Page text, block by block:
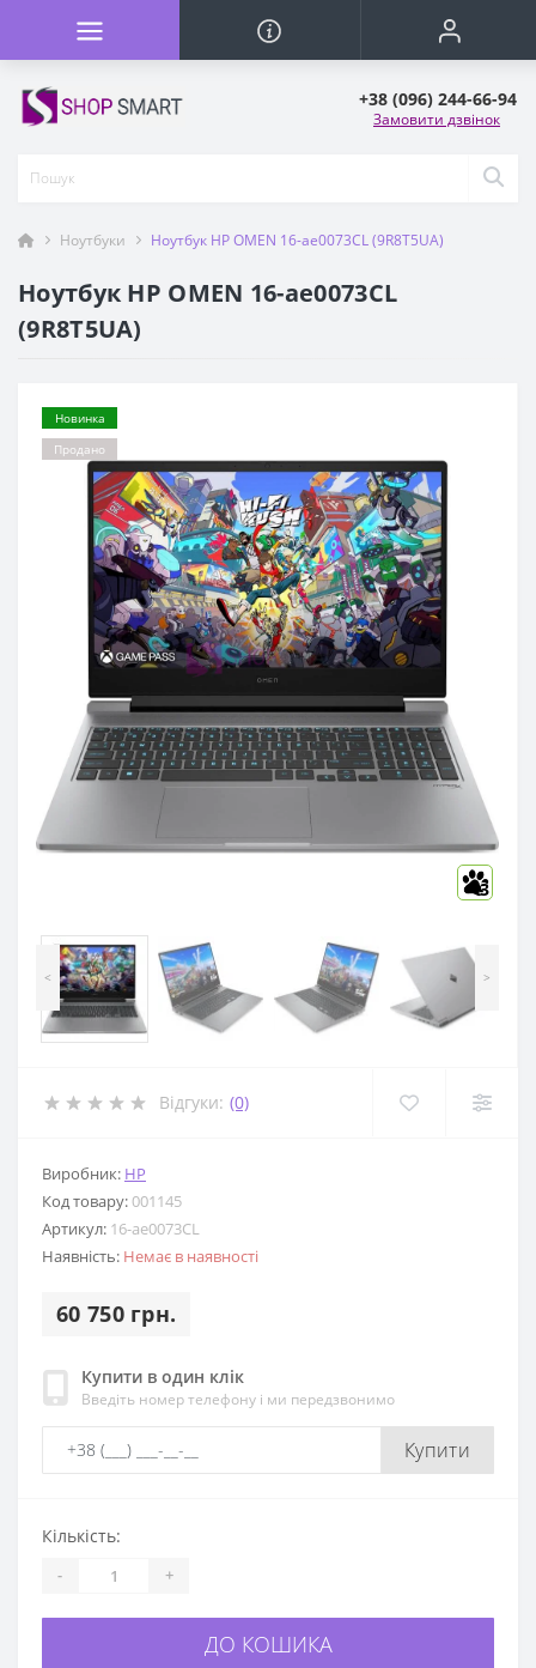
+38 (096) 244-66-94
Замовити дзвінок
Ноутбуки Ноутбук HP OMEN 16-ae0073CL (9R8T5UA)
Ноутбук HP OMEN 16-ae0073CL
(9R8T5UA)
Новинка
Продано
3
< >
Відгуки: (0)
Виробник: HP
Код товару:001145
Артикул: 16-ae0073CL
Наявність: Немає в наявності
60 750 грн.
Купити в один клік
Введіть номер телефону і ми передзвонимо
Купити
Кількість:
- +
ДО КОШИКА